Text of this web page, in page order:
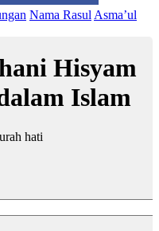
Nama Rasul Asma’ul
Hisyam
Islam
hati